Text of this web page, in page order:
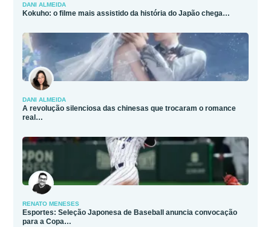
DANI ALMEIDA
Kokuho: o filme mais assistido da história do Japão chega…
DANI ALMEIDA
A revolução silenciosa das chinesas que trocaram o romance
real…
RENATO MENESES
Esportes: Seleção Japonesa de Baseball anuncia convocação
para a Copa…